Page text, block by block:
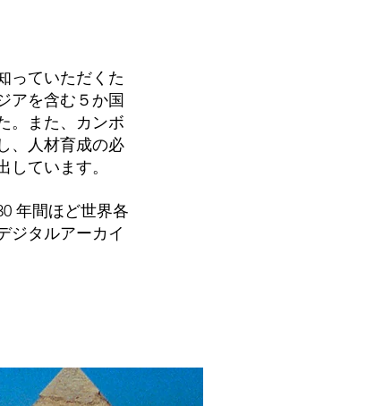
っていただくた
アを含む５か国
。また、カンボ
、人材育成の必
ています。
年間ほど世界各
ジタルアーカイ